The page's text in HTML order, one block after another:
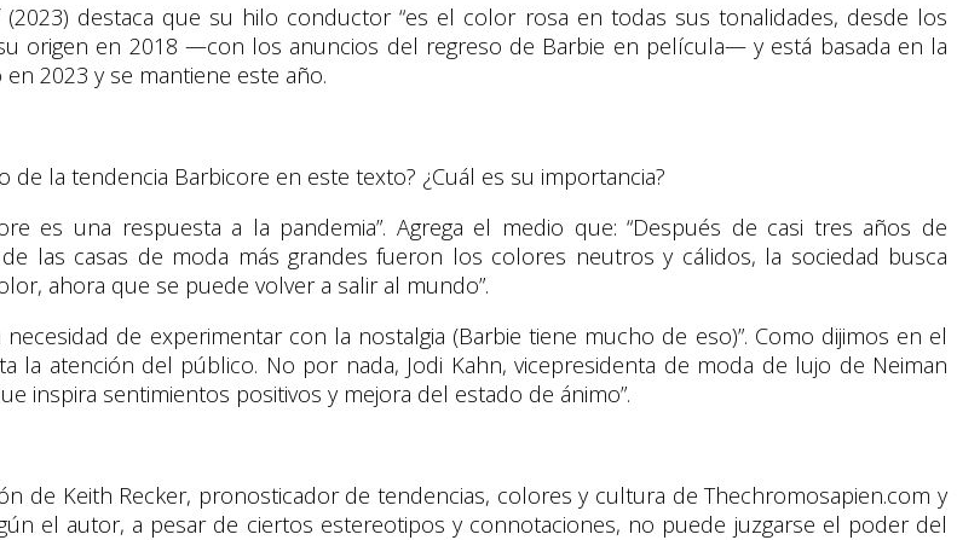
destaca que su hilo conductor “es el color rosa en todas sus tonalidades, desde los
origen en 2018 —con los anuncios del regreso de Barbie en película— y está basada en la
2023 y se mantiene este año.
la tendencia Barbicore en este texto? ¿Cuál es su importancia?
es una respuesta a la pandemia”. Agrega el medio que: “Después de casi tres años de
las casas de moda más grandes fueron los colores neutros y cálidos, la sociedad busca
ahora que se puede volver a salir al mundo”.
de experimentar con la nostalgia (Barbie tiene mucho de eso)”. Como dijimos en el
atención del público. No por nada, Jodi Kahn, vicepresidenta de moda de lujo de Neiman
inspira sentimientos positivos y mejora del estado de ánimo”.
de Keith Recker, pronosticador de tendencias, colores y cultura de Thechromosapien.com y
el autor, a pesar de ciertos estereotipos y connotaciones, no puede juzgarse el poder del